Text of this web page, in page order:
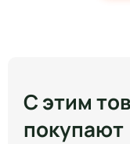
С этим
покупают